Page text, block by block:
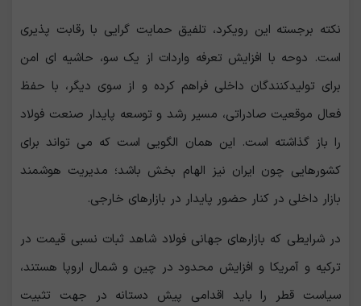
نکته برجسته این رویکرد، تلفیق حمایت گرایی با رقابت پذیری
است. دوحه با افزایش تعرفه واردات از یک ‌سو، حاشیه‌ ای امن
برای تولیدکنندگان داخلی فراهم کرده و از سوی دیگر، با حفظ
فعال موقعیت صادراتی، مسیر رشد و توسعه پایدار صنعت فولاد
را باز گذاشته است. این همان الگویی است که می‌ تواند برای
کشورهایی چون ایران نیز الهام بخش باشد؛ مدیریت هوشمند
بازار داخلی در کنار حضور پایدار در بازارهای خارجی.
در شرایطی که بازارهای جهانی فولاد شاهد ثبات نسبی قیمت در
ترکیه و آمریکا و افزایش محدود در چین و شمال اروپا هستند،
سیاست قطر را باید اقدامی پیش ‌دستانه در جهت تثبیت